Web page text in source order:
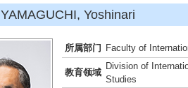
Yoshinari
所属部门 Faculty of
教育领域
Division of
Studies